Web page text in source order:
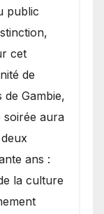
public
cet
de
de Gambie,
soirée aura
ans :
la culture